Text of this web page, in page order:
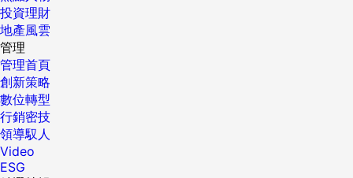
投資理財
地產風雲
管理
管理首頁
創新策略
數位轉型
行銷密技
領導馭人
Video
ESG